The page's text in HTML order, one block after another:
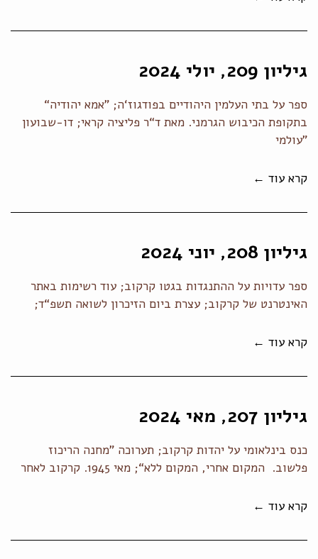
גיליון 209, יולי 2024
ספר על בתי העלמין היהודיים בפודגוז‘ה; ”אמא יהודיה“
בתקופת הכיבוש הגרמני. מאת ד“ר פליציה קראי; דו-שבועון
"עולמי
קרא עוד ←
גיליון 208, יוני 2024
ספר עדויות על ההתנגדות בגטו קרקוב; עוד רשימות באתר
האינטרנט של קרקוב; עצרת ביום הזיכרון לשואה תשפ“ד;
קרא עוד ←
גיליון 207, מאי 2024
כנס בינלאומי על יהדות קרקוב; תערוכה ”מחנה הריכוז
פלשוב. המקום אחרי, המקום ללא“; מאי 1945. קרקוב לאחר
קרא עוד ←